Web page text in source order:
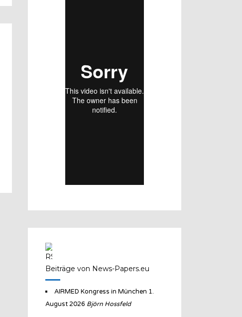
Beiträge von News-Papers.eu
AIRMED Kongress in München 1.
August 2026 Björn Hossfeld